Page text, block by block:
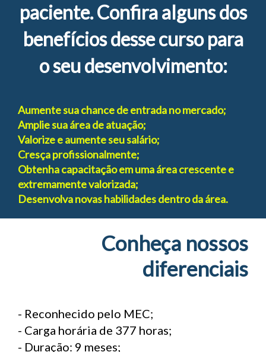
paciente. Confira alguns dos
benefícios desse curso para
o seu desenvolvimento:
Aumente sua chance de entrada no mercado;
Amplie sua área de atuação;
Valorize e aumente seu salário;
Cresça profissionalmente;
Obtenha capacitação em uma área crescente e
extremamente valorizada;
Desenvolva novas habilidades dentro da área.
Conheça nossos
diferenciais
- Reconhecido pelo MEC;
- Carga horária de 377 horas;
- Duração: 9 meses;